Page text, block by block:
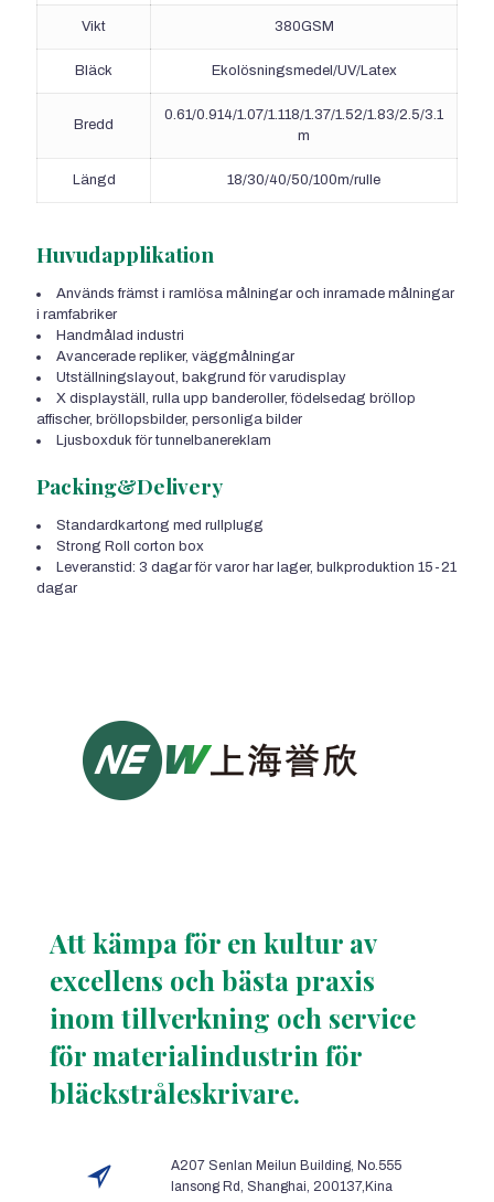
Vikt 380GSM
Bläck Ekolösningsmedel/UV/Latex
Bredd
0.61/0.914/1.07/1.118/1.37/1.52/1.83/2.5/3.1
m
Längd 18/30/40/50/100m/rulle
Huvudapplikation
Används främst i ramlösa målningar och inramade målningar
i ramfabriker
Handmålad industri
Avancerade repliker, väggmålningar
Utställningslayout, bakgrund för varudisplay
X displayställ, rulla upp banderoller, födelsedag bröllop
affischer, bröllopsbilder, personliga bilder
Ljusboxduk för tunnelbanereklam
Packing&Delivery
Standardkartong med rullplugg
Strong Roll corton box
Leveranstid: 3 dagar för varor har lager, bulkproduktion 15-21
dagar
Att kämpa för en kultur av
excellens och bästa praxis
inom tillverkning och service
för materialindustrin för
bläckstråleskrivare.
A207 Senlan Meilun Building, No.555
lansong Rd, Shanghai, 200137,Kina